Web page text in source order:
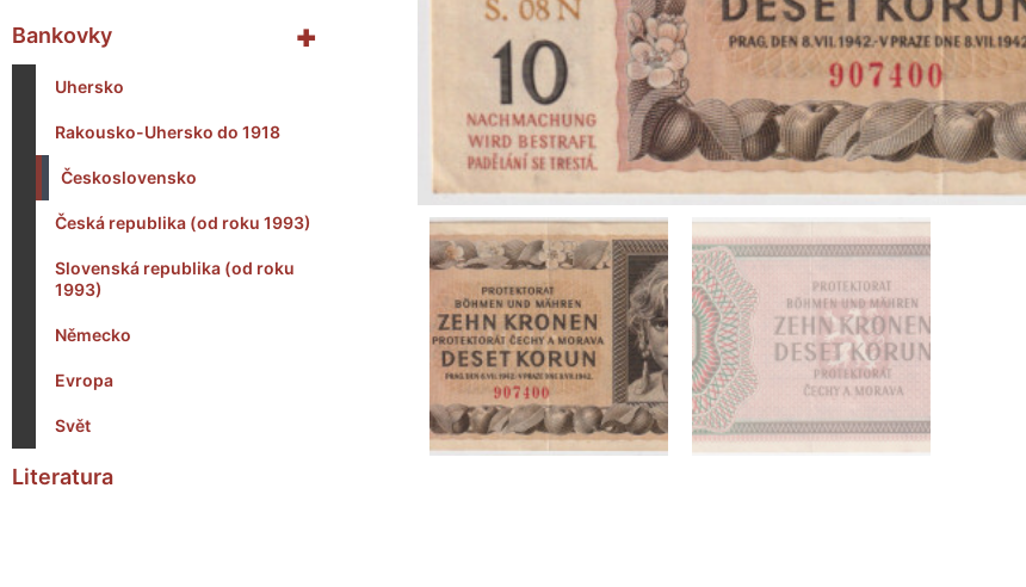
+
Bankovky
Uhersko
Rakousko-Uhersko do 1918
Československo
Česká republika (od roku 1993)
Slovenská republika (od roku
1993)
Německo
Evropa
Svět
Literatura